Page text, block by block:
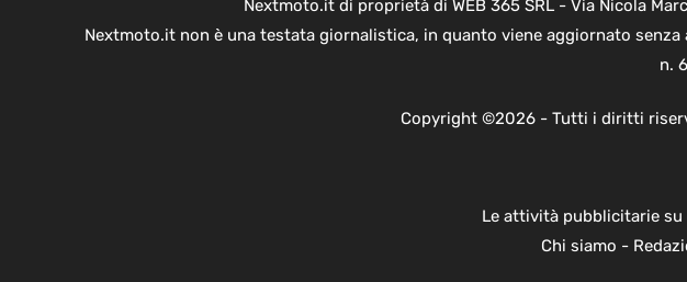
Nextmoto.it di proprietà di WEB 365 SRL - Via Nicola
Nextmoto.it non è una testata giornalistica, in quanto viene aggiornato
n.
Copyright ©2026 - Tutti i diritti
Le attività pubblicitarie
Chi siamo -